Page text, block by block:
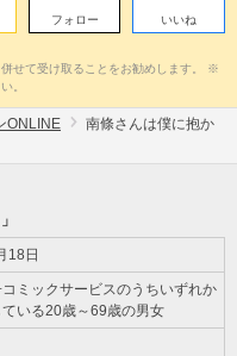
フォロー いいね
せて受け取ることをお勧めします。 ※
。
ONLINE
南條さんは僕に抱か
18日
ミックサービスのうちいずれか
いる20歳～69歳の男女